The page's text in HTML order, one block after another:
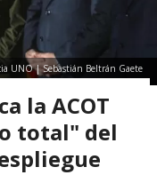
UNO | Sebastián Beltrán Gaete
la ACOT
total" del